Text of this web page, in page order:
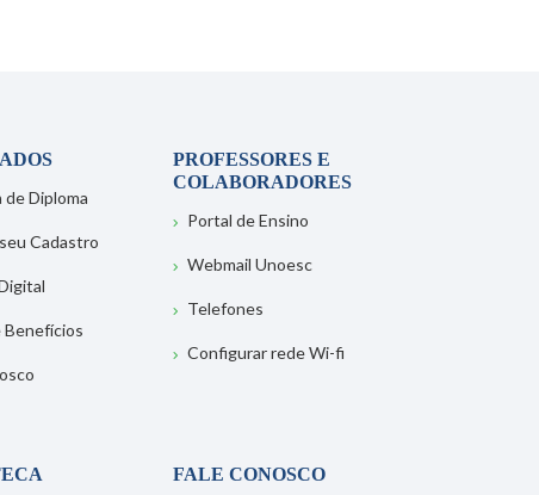
Diploma
Cadastro
Benefícios
PROFESSORES E
COLABORADORES
Portal de Ensino
Webmail Unoesc
Telefones
Configurar rede Wi-fi
FALE CONOSCO